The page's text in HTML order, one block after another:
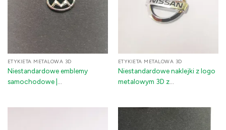
ETYKIETA METALOWA 3D
Niestandardowe emblemy
samochodowe |
ETYKIETA METALOWA 3D
Niestandardowe naklejki z logo
metalowym 3D z
emblematy samochodowe